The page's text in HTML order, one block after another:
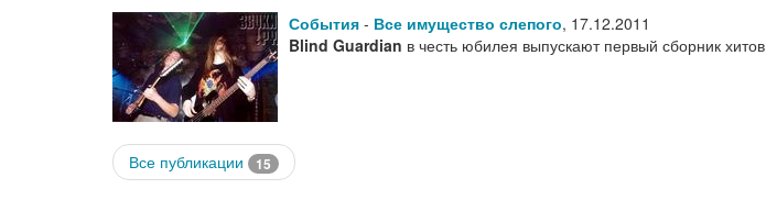
События - Все имущество слепого, 17.12.2011
Blind Guardian в честь юбилея выпускают первый сборник хитов
Все публикации 15